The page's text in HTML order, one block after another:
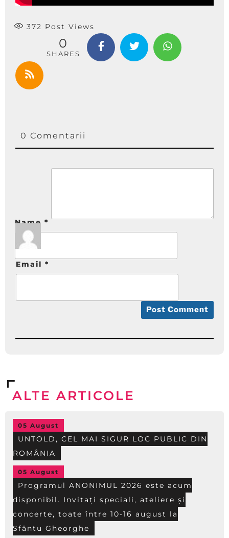
372 Post Views
0
SHARES
0 Comentarii
Name *
Email *
ALTE ARTICOLE
05 August
UNTOLD, CEL MAI SIGUR LOC PUBLIC DIN
ROMÂNIA
05 August
Programul ANONIMUL 2026 este acum
disponibil. Invitați speciali, ateliere și
concerte, toate între 10-16 august la
Sfântu Gheorghe